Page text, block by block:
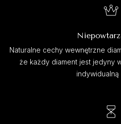
Naturalne cechy wewnętrzne
że każdy diament jest jedyny
indywidualną